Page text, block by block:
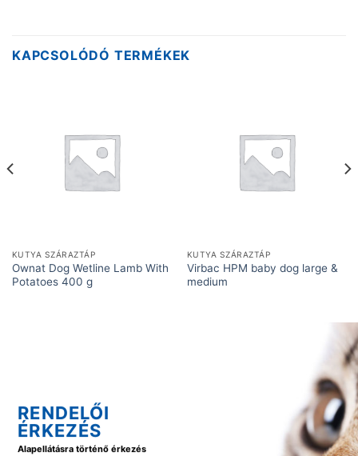
KAPCSOLÓDÓ TERMÉKEK
KUTYA SZÁRAZTÁP
Ownat Dog Wetline Lamb With
Potatoes 400 g
KUTYA SZÁRAZTÁP
Virbac HPM baby dog large &
medium
RENDELŐI
ÉRKEZÉS
Alapellátásra történő érkezés